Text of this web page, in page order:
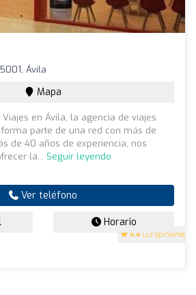
4.4 (23 opiniones)
Ávila
Mapa
en Ávila, la agencia de viajes
parte de una red con más de
de 40 años de experiencia, nos
la... Seguir leyendo
Ver teléfono
Horario